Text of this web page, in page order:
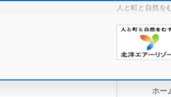
人と町と自然を
ホー